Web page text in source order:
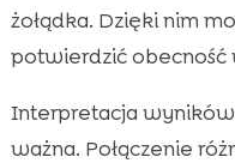
żołądka. Dzięki nim
potwierdzić obecność
Interpretacja
ważna. Połączenie